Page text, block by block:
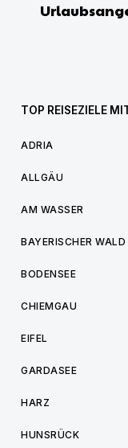
TOP REISEZIELE
ADRIA
ALLGÄU
AM WASSER
BAYERISCHER WALD
BODENSEE
CHIEMGAU
EIFEL
GARDASEE
HARZ
HUNSRÜCK